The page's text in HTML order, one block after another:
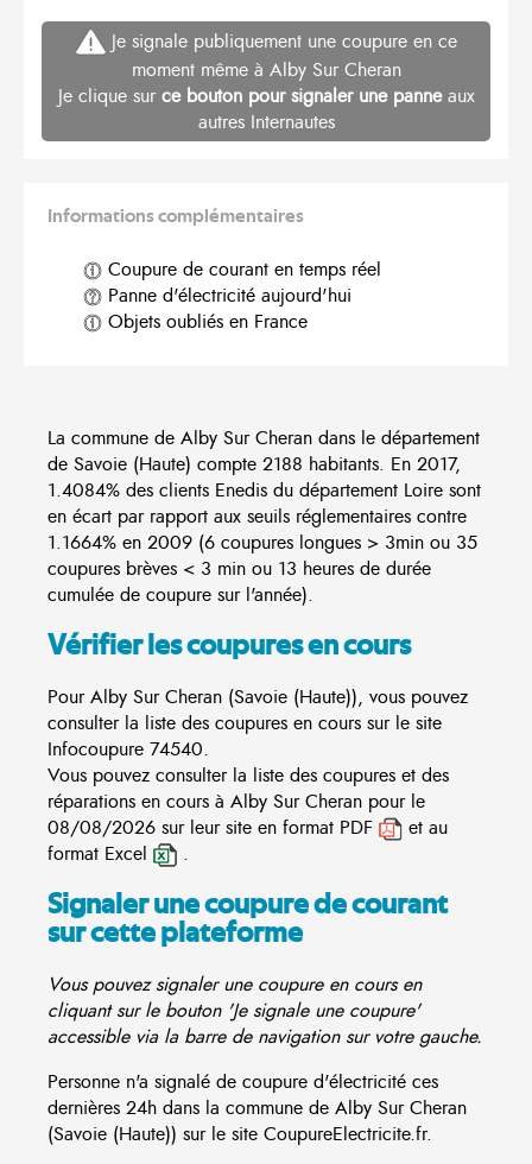
Je signale publiquement une coupure en ce
moment même à Alby Sur Cheran
Je clique sur ce bouton pour signaler une panneaux
autres Internautes
Informations complémentaires
Coupure de courant en temps réel
Panne d'électricité aujourd'hui
Objets oubliés en France
La commune de Alby Sur Cheran dans le département
de Savoie (Haute) compte 2188 habitants. En 2017,
1.4084% des clients Enedis du département Loire sont
en écart par rapport aux seuils réglementaires contre
1.1664% en 2009 (6 coupures longues > 3min ou 35
coupures brèves < 3 min ou 13 heures de durée
cumulée de coupure sur l'année).
Vérifier les coupures en cours
Pour Alby Sur Cheran (Savoie (Haute)), vous pouvez
consulter la liste des coupures en cours sur le site
Infocoupure 74540.
Vous pouvez consulter la liste des coupures et des
réparations en cours à Alby Sur Cheran pour le
08/08/2026 sur leur site en format PDF
et au
format Excel
.
Signaler une coupure de courant
sur cette plateforme
Vous pouvez signaler une coupure en cours en
cliquant sur le bouton 'Je signale une coupure'
accessible via la barre de navigation sur votre gauche.
Personne n'a signalé de coupure d'électricité ces
dernières 24h dans la commune de Alby Sur Cheran
(Savoie (Haute)) sur le site CoupureElectricite.fr.